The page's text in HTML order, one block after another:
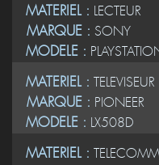
MATERIEL : LECTEUR
MARQUE : SONY
MODELE :
MATERIEL : TELEVISEUR
MARQUE : PIONEER
MODELE : LX508D
MATERIEL :